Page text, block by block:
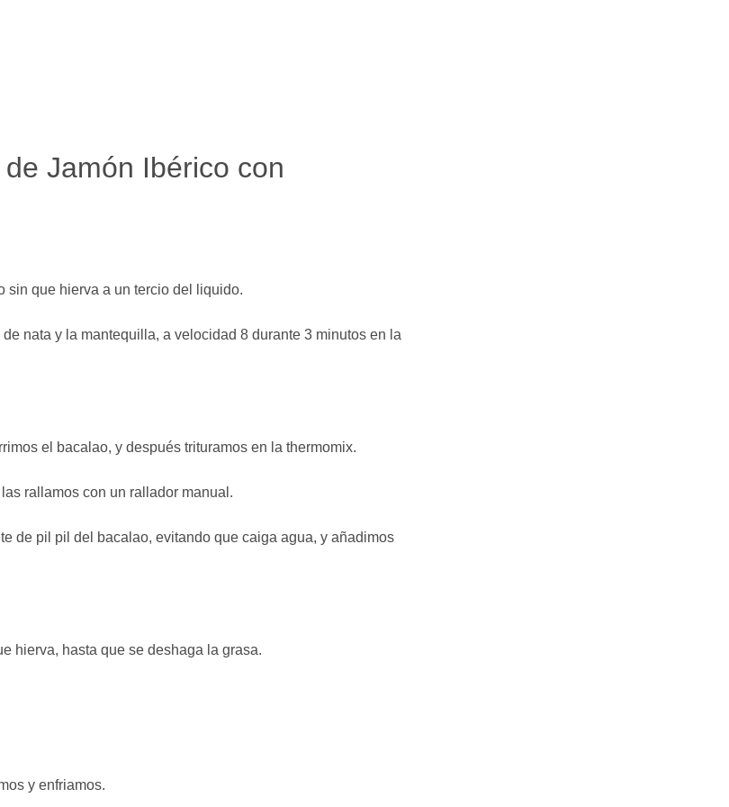
Jamón Ibérico con
sin que hierva a un tercio del liquido.
nata y la mantequilla, a velocidad 8 durante 3 minutos en la
el bacalao, y después trituramos en la thermomix.
rallamos con un rallador manual.
de pil pil del bacalao, evitando que caiga agua, y añadimos
hierva, hasta que se deshaga la grasa.
y enfriamos.